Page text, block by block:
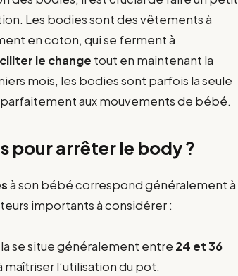
Les bodies sont des vêtements à
en coton, qui se ferment à
le change tout en maintenant la
mois, les bodies sont parfois la seule
aux mouvements de bébé.
pour arrêter le body ?
à son bébé correspond généralement à
importants à considérer :
se situe généralement entre 24 et 36
l’utilisation du pot.